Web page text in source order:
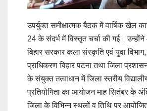
उपर्युक्त समीक्षात्मक बैठक में वार्षिक खेल
24 के संदर्भ में विस्तृत चर्चा की गई।
बिहार सरकार कला संस्कृति एवं युवा
प्राधिकरण बिहार पटना तथा जिला
के संयुक्त तत्वाधान में जिला स्तरीय
प्रतियोगिता का आयोजन माह सितंबर के
जिला के विभिन्न स्थलों व तिथि पर